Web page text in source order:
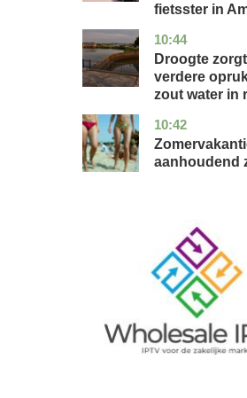
fietsster in
10:44
gelderland
nieuws
Droogte
verdere
zout water in
10:42
utrecht
nieuws
aanhoudend